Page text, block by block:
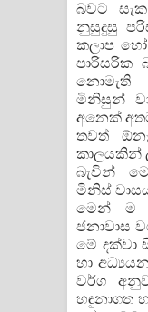
බවට
නුසුදුසු
කලාප
පාරිසරික
නොමැති
මිනිසුන්
අනෙක්
තවත්
කාලයකින්
බැවින්
මිනිස්
මෙන් ම
ජනාවාස
මේ දක්වා
හා
වර්ග
හඳුනාගත